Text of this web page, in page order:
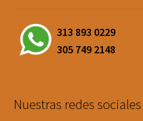
313 893 0229
305 749 2148
Nuestras redes sociales